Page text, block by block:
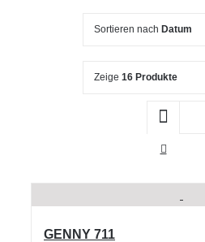
Sortieren nach Datum
Zeige 16 Produkte
GENNY 711